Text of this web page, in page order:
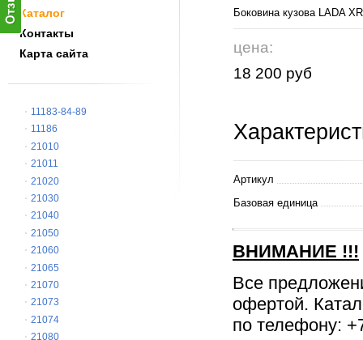
Каталог
Контакты
Карта сайта
11183-84-89
11186
21010
21011
21020
21030
21040
21050
21060
21065
21070
21073
21074
21080
Боковина кузова LADA
цена:
18 200 руб
Артикул
Базовая единица
ВНИМАНИЕ !!!
Все
офертой.
по телефону: